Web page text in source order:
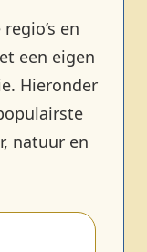
en
een eigen
Hieronder
natuur en